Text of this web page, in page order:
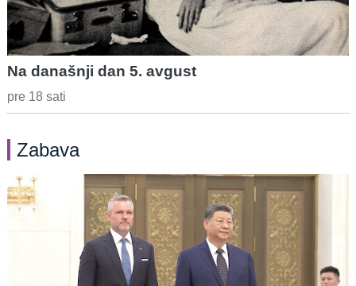
Na današnji dan 5. avgust
pre 18 sati
Zabava